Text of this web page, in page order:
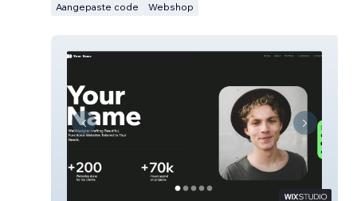
Aangepaste code Webshop